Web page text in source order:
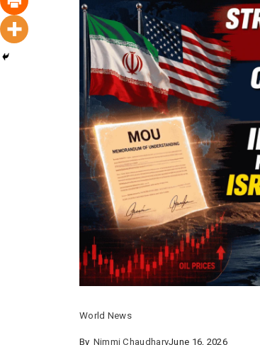
World News
By Nimmi ChaudharyJune 16, 2026